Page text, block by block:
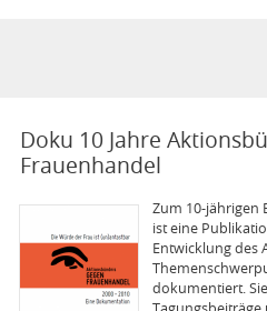
Doku 10 Jahre
Frauenhandel
Zum 10-jährigen
ist eine
Entwicklung des
dokumentiert.